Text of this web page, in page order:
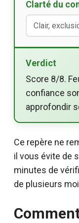
Clarté du
Verdict
Score 8/8.
confiance
approfondir
Ce repère ne
il vous évite de
minutes de
de plusieurs